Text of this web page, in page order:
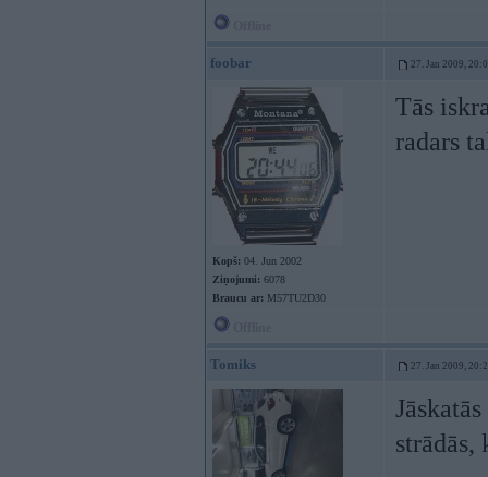
foobar 27. Jan 2009,
Kopš: 04. Jun 2002
Ziņojumi: 6078
Braucu ar: M57TU2D30
Tās
radars
Tomiks 27. Jan 2009,
strādās,